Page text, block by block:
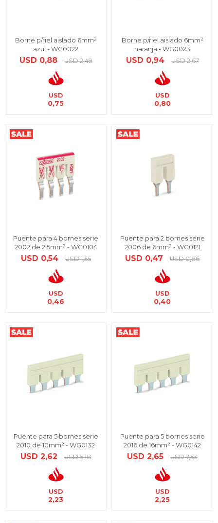
Borne p/riel aislado 6mm²
azul - WG0022
USD 0,88 USD 2,49
USD
0,75
Borne p/riel aislado 6mm²
naranja - WG0023
USD 0,94 USD 2,67
USD
0,80
Puente para 4 bornes serie
2002 de 2,5mm² - WG0104
USD 0,54 USD 1,55
USD
0,46
Puente para 2 bornes serie
2006 de 6mm² - WG0121
USD 0,47 USD 0,86
USD
0,40
Puente para 5 bornes serie
2010 de 10mm² - WG0132
USD 2,62 USD 5,18
USD
2,23
Puente para 5 bornes serie
2016 de 16mm² - WG0142
USD 2,65 USD 7,53
USD
2,25